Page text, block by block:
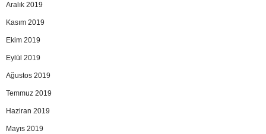
Aralık 2019
Kasım 2019
Ekim 2019
Eylül 2019
Ağustos 2019
Temmuz 2019
Haziran 2019
Mayıs 2019